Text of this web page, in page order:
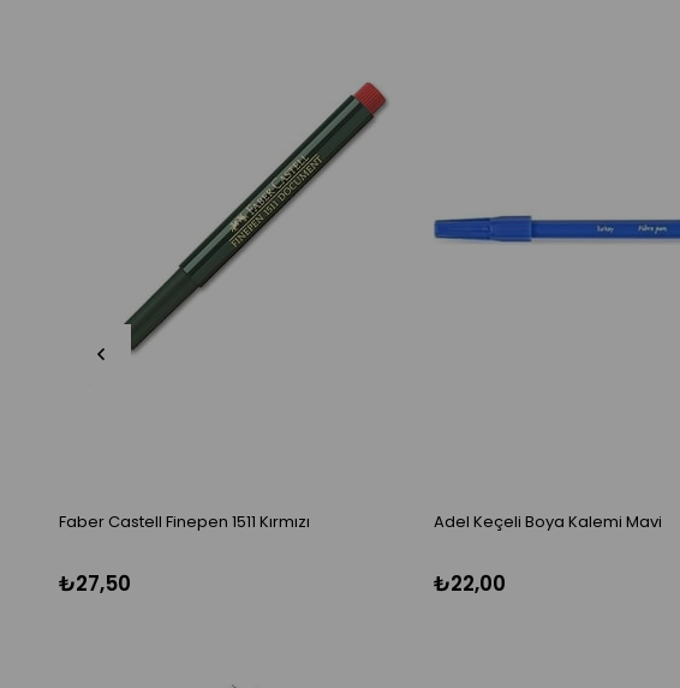
Faber Castell Finepen 1511 Kırmızı
₺27,50
Adel Keçeli Boya Kalemi Mavi
₺22,00